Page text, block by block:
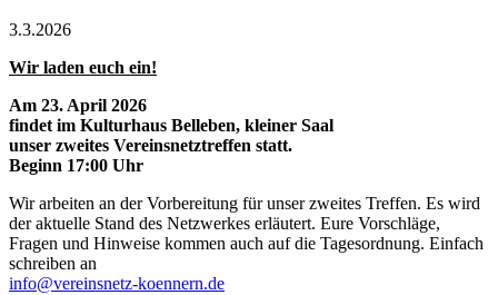
3.3.2026
Wir laden euch ein!
Am 23. April 2026
findet im Kulturhaus Belleben, kleiner Saal
unser zweites Vereinsnetztreffen statt.
Beginn 17:00 Uhr
Wir arbeiten an der Vorbereitung für unser zweites Treffen. Es wird
der aktuelle Stand des Netzwerkes erläutert. Eure Vorschläge,
Fragen und Hinweise kommen auch auf die Tagesordnung. Einfach
schreiben an
info@vereinsnetz-koennern.de